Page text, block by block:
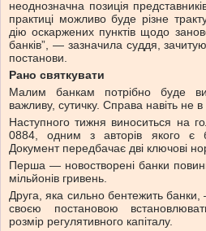
неоднозначна позиція
практиці можливо буде різне
дію оскаржених пунктів щодо
банків”, — зазначила суддя,
постанови.
Рано святкувати
Малим банкам потрібно буде
важливу, сутичку. Справа навіть не
Наступного тижня виноситься на
0884, одним з авторів якого є
Документ передбачає дві ключові
Перша — новостворені банки
мільйонів гривень.
Друга, яка сильно бентежить
своєю постановою
розмір регулятивного капіталу.